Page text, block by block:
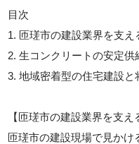
目次
1. 匝瑳市の建設業界を支え
2. 生コンクリートの安定供
3. 地域密着型の住宅建設と
【匝瑳市の建設業界を支え
匝瑳市の建設現場で見か